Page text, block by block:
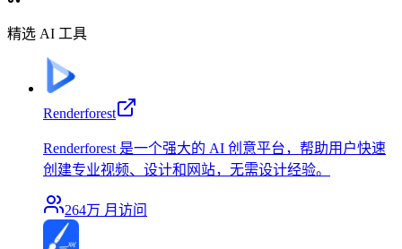
精选 AI 工具
Renderforest
Renderforest 是一个强大的 AI 创意平台，帮助用户快速
创建专业视频、设计和网站，无需设计经验。
264万 月访问